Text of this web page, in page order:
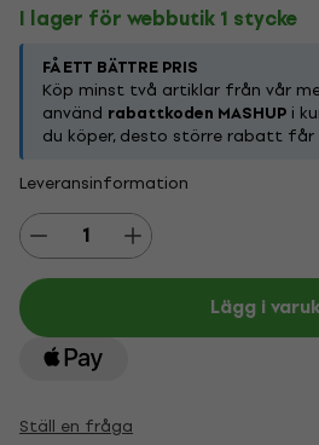
I lager för webbutik 1 stycke
FÅ ETT BÄTTRE PRIS
Köp minst två artiklar från vår
använd rabattkoden MASHUP i
du köper, desto större rabatt får
Leveransinformation
Lägg i
Ställ en fråga